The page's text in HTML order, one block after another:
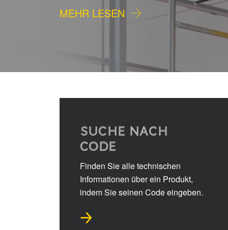
MEHR LESEN
SUCHE NACH
CODE
Finden Sie alle technischen
Informationen über ein Produkt,
indem Sie seinen Code eingeben.